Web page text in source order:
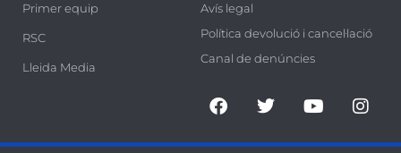
Primer equip
RSC
Lleida Media
Avís legal
Política devolució i cancel·lació
Canal de denúncies